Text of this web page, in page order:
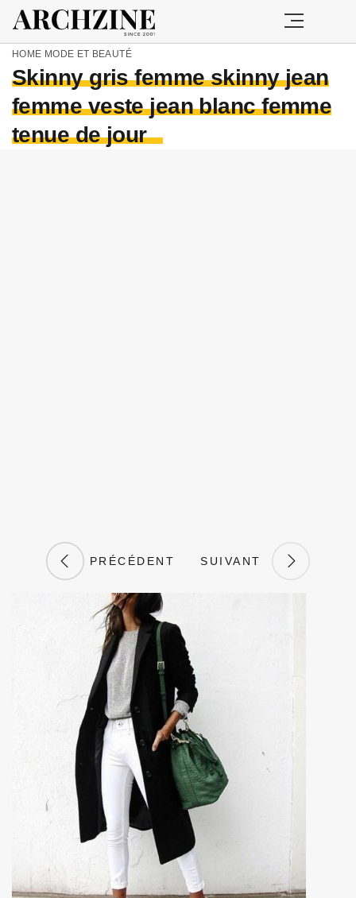
HOME MODE ET BEAUTÉ
Skinny gris femme skinny jean
femme veste jean blanc femme
tenue de jour
PRÉCÉDENT SUIVANT